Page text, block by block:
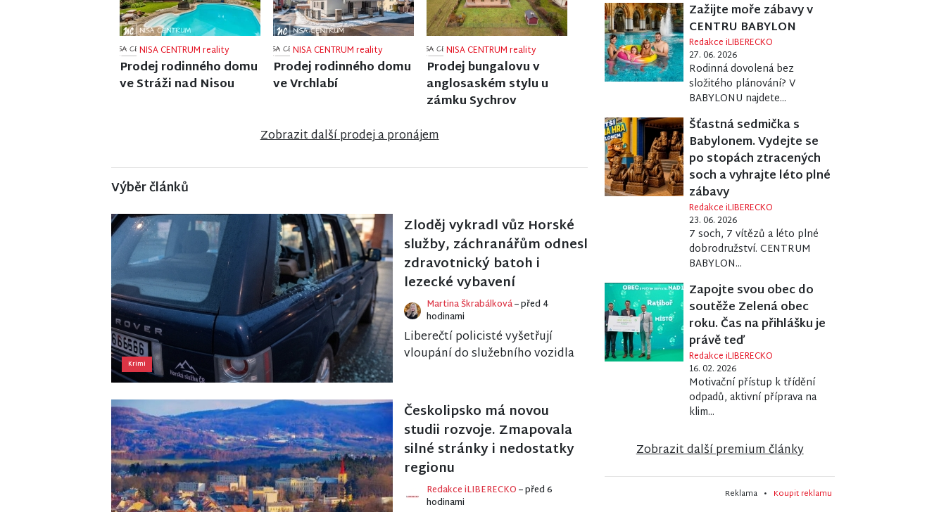
NISA CENTRUM reality
Prodej rodinného domu
ve Frýdlantu
NISA CENTRUM reality
Prodej ubytovacího
zařízení v Janově nad
NISA CENTRUM reality
Prodej rodinného domu
v Jiřetíně pod Bukovou
Zobrazit další prodej a pronájem
Výběr článků
Krimi
Zloděj vykradl vůz Horské
služby, záchranářům odnesl
zdravotnický batoh i
lezecké vybavení
Martina Škrabálková– před 4
hodinami
Liberečtí policisté vyšetřují
vloupání do služebního vozidla
Březinově ulici. Z...
Českolipsko má novou
studii rozvoje. Zmapovala
silné stránky i nedostatky
regionu
Redakce iLIBERECKO– před 6
hodinami
Zažijte moře zábavy v
CENTRU BABYLON
Redakce iLIBERECKO
27. 06. 2026
Rodinná dovolená bez
složitého plánování? V
BABYLONU najdete...
Šťastná sedmička s
Babylonem. Vydejte se
po stopách ztracených
soch a vyhrajte léto plné
zábavy
Redakce iLIBERECKO
23. 06. 2026
7 soch, 7 vítězů a léto plné
dobrodružství. CENTRUM
BABYLON...
Zapojte svou obec do
soutěže Zelená obec
roku. Čas na přihlášku je
právě teď
Redakce iLIBERECKO
16. 02. 2026
Motivační přístup k třídění
odpadů, aktivní příprava na
klim...
Zobrazit další premium články
Reklama • Koupit reklamu